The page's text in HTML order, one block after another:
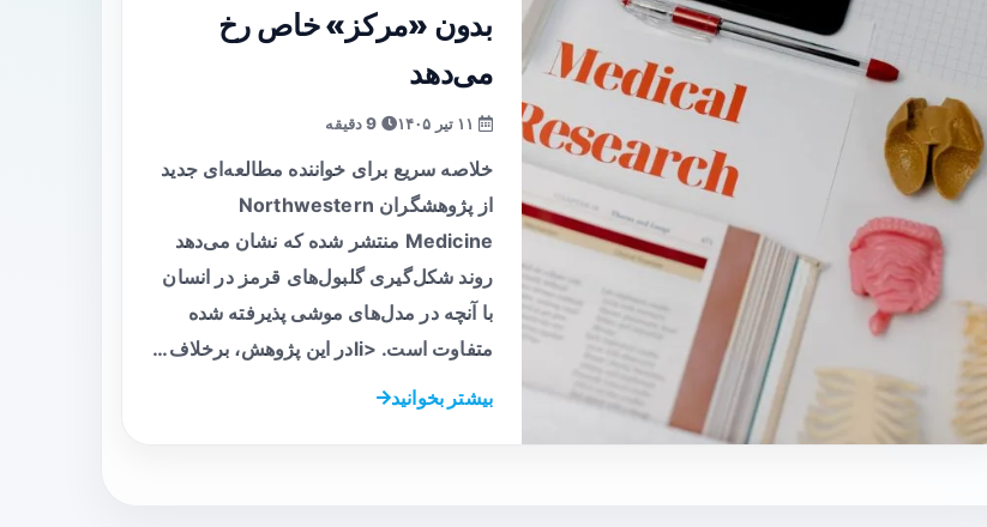
بدون «مرکز» خاص رخ
می‌دهد
خلاصه سریع برای خواننده مطالعه‌ای جدید
از پژوهشگران Northwestern
Medicine منتشر شده که نشان می‌دهد
روند شکل‌گیری گلبول‌های قرمز در انسان
با آنچه در مدل‌های موشی پذیرفته شده
متفاوت است. <liدر این پژوهش، برخلاف…
بیشتر بخوانید